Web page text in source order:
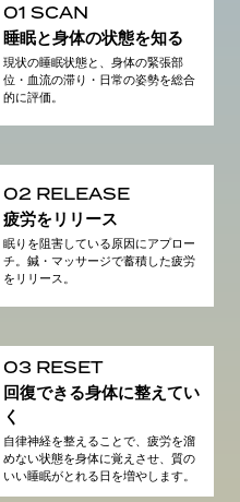
01 SCAN
睡眠と身体の状態を知る
現状の睡眠状態と、身体の緊張部
位・血流の滞り・日常の姿勢を総合
的に評価。
02 RELEASE
疲労をリリース
眠りを阻害している原因にアプロー
チ。鍼・マッサージで蓄積した疲労
をリリース。
03 RESET
回復できる身体に整えてい
く
自律神経を整えることで、疲労を溜
めない状態を身体に覚えさせ、質の
いい睡眠がとれる日を増やします。